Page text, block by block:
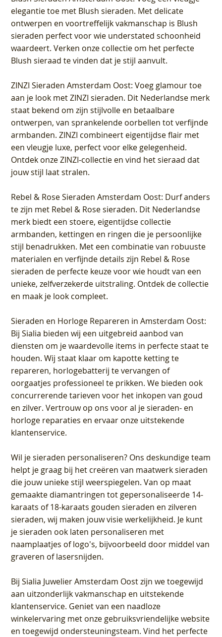
elegantie toe met Blush sieraden. Met delicate
ontwerpen en voortreffelijk vakmanschap is Blush
sieraden perfect voor wie understated schoonheid
waardeert. Verken onze collectie om het perfecte
Blush sieraad te vinden dat je stijl aanvult.
ZINZI Sieraden Amsterdam Oost: Voeg glamour toe
aan je look met ZINZI sieraden. Dit Nederlandse merk
staat bekend om zijn stijlvolle en betaalbare
ontwerpen, van sprankelende oorbellen tot verfijnde
armbanden. ZINZI combineert eigentijdse flair met
een vleugje luxe, perfect voor elke gelegenheid.
Ontdek onze ZINZI-collectie en vind het sieraad dat
jouw stijl laat stralen.
Rebel & Rose Sieraden Amsterdam Oost: Durf anders
te zijn met Rebel & Rose sieraden. Dit Nederlandse
merk biedt een stoere, eigentijdse collectie
armbanden, kettingen en ringen die je persoonlijke
stijl benadrukken. Met een combinatie van robuuste
materialen en verfijnde details zijn Rebel & Rose
sieraden de perfecte keuze voor wie houdt van een
unieke, zelfverzekerde uitstraling. Ontdek de collectie
en maak je look compleet.
Sieraden en Horloge Repareren in Amsterdam Oost:
Bij Sialia bieden wij een uitgebreid aanbod van
diensten om je waardevolle items in perfecte staat te
houden. Wij staat klaar om kapotte ketting te
repareren, horlogebatterij te vervangen of
oorgaatjes professioneel te prikken. We bieden ook
concurrerende tarieven voor het inkopen van goud
en zilver. Vertrouw op ons voor al je sieraden- en
horloge reparaties en ervaar onze uitstekende
klantenservice.
Wil je sieraden personaliseren? Ons deskundige team
helpt je graag bij het creëren van maatwerk sieraden
die jouw unieke stijl weerspiegelen. Van op maat
gemaakte diamantringen tot gepersonaliseerde 14-
karaats of 18-karaats gouden sieraden en zilveren
sieraden, wij maken jouw visie werkelijkheid. Je kunt
je sieraden ook laten personaliseren met
naamplaatjes of logo's, bijvoorbeeld door middel van
graveren of lasersnijden.
BijSialia Juwelier Amsterdam Oostzijn we toegewijd
aan uitzonderlijk vakmanschap en uitstekende
klantenservice. Geniet van een naadloze
winkelervaring met onze gebruiksvriendelijke website
en toegewijd ondersteuningsteam. Vind het perfecte